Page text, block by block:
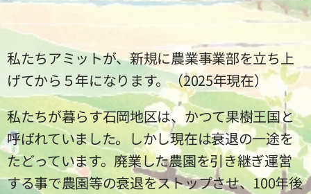
私たちアミットが、新規に農業事業部を立ち上
げてから５年になります。（2025年現在）
私たちが暮らす石岡地区は、かつて果樹王国と
呼ばれていました。しかし現在は衰退の一途を
たどっています。廃業した農園を引き継ぎ運営
する事で農園等の衰退をストップさせ、100年後